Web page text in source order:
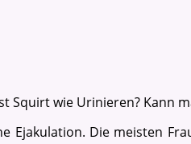
Squirt wie Urinieren? Kann
Ejakulation. Die meisten